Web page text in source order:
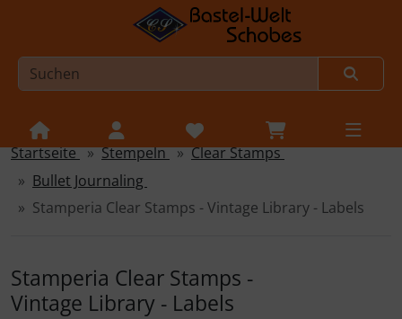
Sprungnavigation
Springe zur Navigation
Springe zum Inhalt
Springe zu den allgemeinen Informationen
Startseite Stempeln
Clear Stamps
Bullet Journaling
Stamperia Clear Stamps - Vintage Library - Labels
Stamperia Clear Stamps -
Vintage Library - Labels